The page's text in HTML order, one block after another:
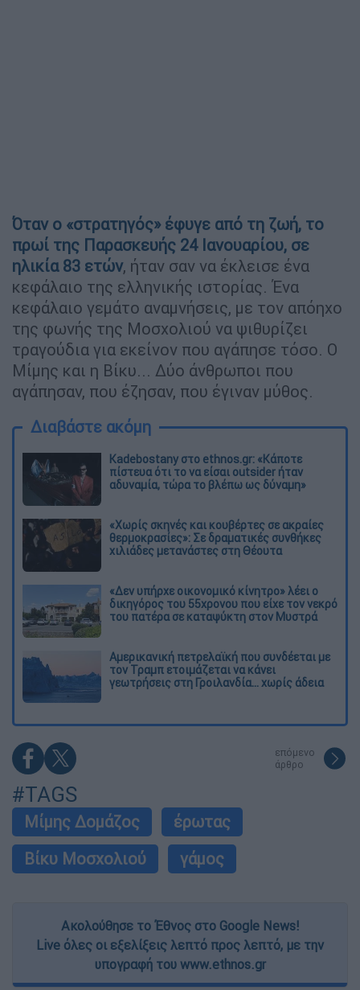
Όταν ο «στρατηγός» έφυγε από τη ζωή, το
πρωί της Παρασκευής 24 Ιανουαρίου, σε
ηλικία 83 ετών, ήταν σαν να έκλεισε ένα
κεφάλαιο της ελληνικής ιστορίας. Ένα
κεφάλαιο γεμάτο αναμνήσεις, με τον απόηχο
της φωνής της Μοσχολιού να ψιθυρίζει
τραγούδια για εκείνον που αγάπησε τόσο. Ο
Μίμης και η Βίκυ... Δύο άνθρωποι που
αγάπησαν, που έζησαν, που έγιναν μύθος.
Διαβάστε ακόμη
Kadebostany στο ethnos.gr: «Κάποτε
πίστευα ότι το να είσαι outsider ήταν
αδυναμία, τώρα το βλέπω ως δύναμη»
«Χωρίς σκηνές και κουβέρτες σε ακραίες
θερμοκρασίες»: Σε δραματικές συνθήκες
χιλιάδες μετανάστες στη Θέουτα
«Δεν υπήρχε οικονομικό κίνητρο» λέει ο
δικηγόρος του 55χρονου που είχε τον νεκρό
του πατέρα σε καταψύκτη στον Μυστρά
Αμερικανική πετρελαϊκή που συνδέεται με
τον Τραμπ ετοιμάζεται να κάνει
γεωτρήσεις στη Γροιλανδία... χωρίς άδεια
επόμενο
άρθρο
#TAGS
Μίμης Δομάζος
έρωτας
Βίκυ Μοσχολιού
γάμος
Ακολούθησε το Έθνος στο Google News!
Live όλες οι εξελίξεις λεπτό προς λεπτό, με την
υπογραφή του www.ethnos.gr